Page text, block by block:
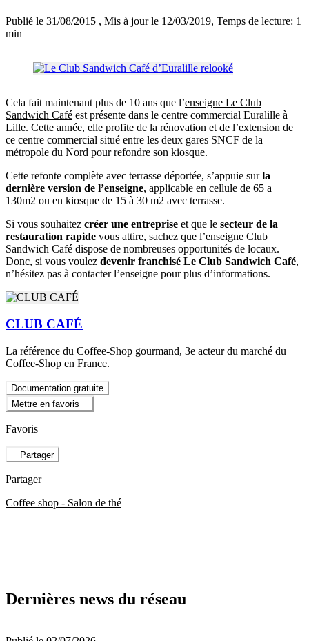
Publié le 31/08/2015 , Mis à jour le 12/03/2019, Temps de lecture: 1
min
Cela fait maintenant plus de 10 ans que l’enseigne Le Club
Sandwich Café est présente dans le centre commercial Euralille à
Lille. Cette année, elle profite de la rénovation et de l’extension de
ce centre commercial situé entre les deux gares SNCF de la
métropole du Nord pour refondre son kiosque.
Cette refonte complète avec terrasse déportée, s’appuie surla
dernière version de l’enseigne, applicable en cellule de 65 a
130m2 ou en kiosque de 15 à 30 m2 avec terrasse.
Si vous souhaitez créer une entreprise et que le secteur de la
restauration rapide vous attire, sachez que l’enseigne Club
Sandwich Café dispose de nombreuses opportunités de locaux.
Donc, si vous voulez devenir franchisé Le Club Sandwich Café,
n’hésitez pas à contacter l’enseigne pour plus d’informations.
CLUB CAFÉ
La référence du Coffee-Shop gourmand, 3e acteur du marché du
Coffee-Shop en France.
Documentation gratuite
Mettre en favoris
Favoris
Partager
Partager
Coffee shop - Salon de thé
Dernières news du réseau